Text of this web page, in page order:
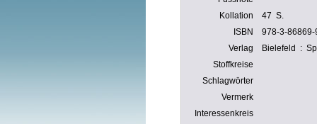
Kollation
47 S.
ISBN
978-3-86869-
Verlag
Bielefeld :
Stoffkreise
Schlagwörter
Vermerk
Interessenkreis